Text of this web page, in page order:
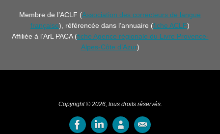
Membre de l’ACLF (Association des correcteurs de langue
française), référencée dans l’annuaire (fiche ACLF)
Affiliée à l’ArL PACA (fiche Agence régionale du Livre Provence-
Alpes-Côte d’Azur)
Copyright © 2026, tous droits réservés.